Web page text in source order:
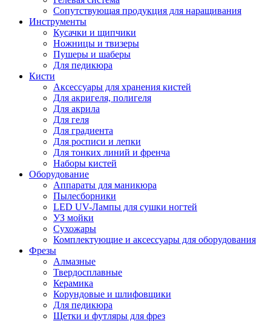
Сопутствующая продукция для наращивания
Инструменты
Кусачки и щипчики
Ножницы и твизеры
Пушеры и шаберы
Для педикюра
Кисти
Аксессуары для хранения кистей
Для акригеля, полигеля
Для акрила
Для геля
Для градиента
Для росписи и лепки
Для тонких линий и френча
Наборы кистей
Оборудование
Аппараты для маникюра
Пылесборники
LED UV-Лампы для сушки ногтей
УЗ мойки
Сухожары
Комплектующие и аксессуары для оборудования
Фрезы
Алмазные
Твердосплавные
Керамика
Корундовые и шлифовщики
Для педикюра
Щетки и футляры для фрез